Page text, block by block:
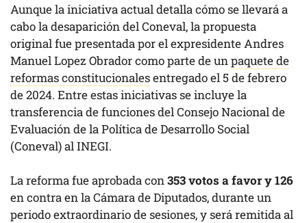
Aunque la iniciativa actual detalla cómo se llevará a
cabo la desaparición del Coneval, la propuesta
original fue presentada por el expresidente Andres
Manuel Lopez Obrador como parte de un paquete de
reformas constitucionalesentregado el 5 de febrero
de 2024. Entre estas iniciativas se incluye la
transferencia de funciones del Consejo Nacional de
Evaluación de la Política de Desarrollo Social
(Coneval) al INEGI.
La reforma fue aprobada con353 votos a favor y 126
en contra en la Cámara de Diputados, durante un
periodo extraordinario de sesiones, y será remitida al